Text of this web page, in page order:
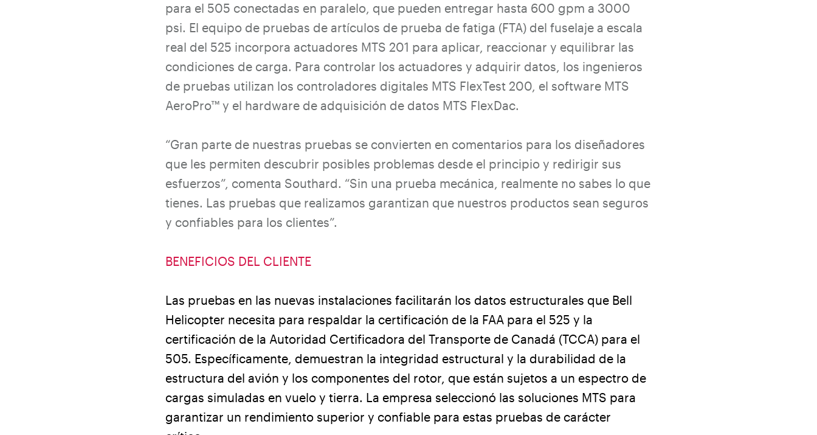
para el 505 conectadas en paralelo, que pueden entregar hasta 600 gpm a 3000
psi. El equipo de pruebas de artículos de prueba de fatiga (FTA) del fuselaje a escala
real del 525 incorpora actuadores MTS 201 para aplicar, reaccionar y equilibrar las
condiciones de carga. Para controlar los actuadores y adquirir datos, los ingenieros
de pruebas utilizan los controladores digitales MTS FlexTest 200, el software MTS
AeroPro™ y el hardware de adquisición de datos MTS FlexDac.
“Gran parte de nuestras pruebas se convierten en comentarios para los diseñadores
que les permiten descubrir posibles problemas desde el principio y redirigir sus
esfuerzos”, comenta Southard. “Sin una prueba mecánica, realmente no sabes lo que
tienes. Las pruebas que realizamos garantizan que nuestros productos sean seguros
y confiables para los clientes”.
BENEFICIOS DEL CLIENTE
Las pruebas en las nuevas instalaciones facilitarán los datos estructurales que Bell
Helicopter necesita para respaldar la certificación de la FAA para el 525 y la
certificación de la Autoridad Certificadora del Transporte de Canadá (TCCA) para el
505. Específicamente, demuestran la integridad estructural y la durabilidad de la
estructura del avión y los componentes del rotor, que están sujetos a un espectro de
cargas simuladas en vuelo y tierra. La empresa seleccionó las soluciones MTS para
garantizar un rendimiento superior y confiable para estas pruebas de carácter